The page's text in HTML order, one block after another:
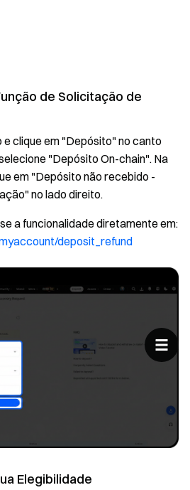
de Solicitação de
e clique em "Depósito" no canto
"Depósito On-chain". Na
em "Depósito não recebido -
no lado direito.
a funcionalidade diretamente em:
deposit_refund
Elegibilidade